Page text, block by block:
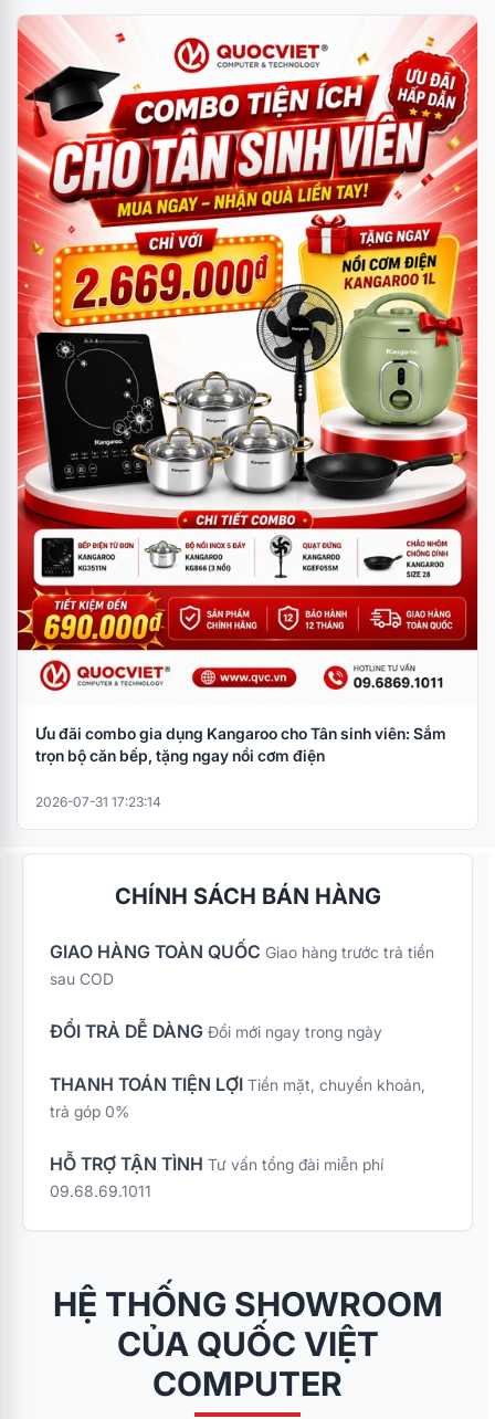
Ưu đãi combo gia dụng Kangaroo cho Tân sinh viên: Sắm
trọn bộ căn bếp, tặng ngay nồi cơm điện
2026-07-31 17:23:14
CHÍNH SÁCH BÁN HÀNG
GIAO HÀNG TOÀN QUỐC Giao hàng trước trả tiền
sau COD
ĐỔI TRẢ DỄ DÀNG Đổi mới ngay trong ngày
THANH TOÁN TIỆN LỢI Tiền mặt, chuyển khoản,
trả góp 0%
HỖ TRỢ TẬN TÌNH Tư vấn tổng đài miễn phí
09.68.69.1011
HỆ THỐNG SHOWROOM
CỦA QUỐC VIỆT
COMPUTER